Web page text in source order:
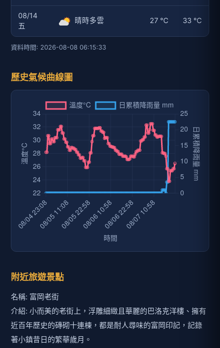
08/14
五
晴時多雲 27 ℃ 33 ℃
資料時間: 2026-08-08 06:15:33
歷史氣候曲線圖
附近旅遊景點
名稱: 富岡老街
介紹: 小而美的老街上，浮雕細緻且華麗的巴洛克洋樓、擁有
近百年歷史的磚砌十連棟，都是耐人尋味的富岡印記，記錄
著小鎮昔日的繁華歲月。